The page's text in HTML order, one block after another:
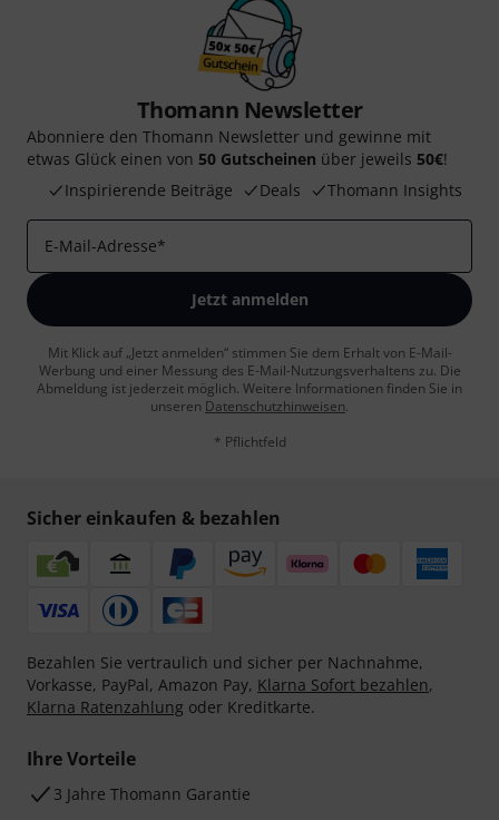
Thomann Newsletter
Abonniere den Thomann Newsletter und gewinne mit
etwas Glück einen von 50 Gutscheinen über jeweils 50€!
Inspirierende Beiträge
Deals Thomann Insights
E-Mail-Adresse*
Jetzt anmelden
Mit Klick auf „Jetzt anmelden“ stimmen Sie dem Erhalt von E-Mail-
Werbung und einer Messung des E-Mail-Nutzungsverhaltens zu. Die
Abmeldung ist jederzeit möglich. Weitere Informationen finden Sie in
unseren Datenschutzhinweisen.
* Pflichtfeld
Sicher einkaufen & bezahlen
Bezahlen Sie vertraulich und sicher per Nachnahme,
Vorkasse, PayPal, Amazon Pay, Klarna Sofort bezahlen,
Klarna Ratenzahlung oder Kreditkarte.
Ihre Vorteile
3 Jahre Thomann Garantie